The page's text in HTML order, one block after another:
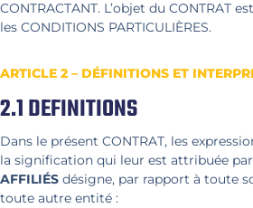
CONTRACTANT. L’objet du CONTRAT
les CONDITIONS PARTICULIÈRES.
ARTICLE 2 – DÉFINITIONS ET
2.1 DEFINITIONS
Dans le présent CONTRAT, les
la signification qui leur est attribuée
AFFILIÉS désigne, par rapport à toute
toute autre entité :